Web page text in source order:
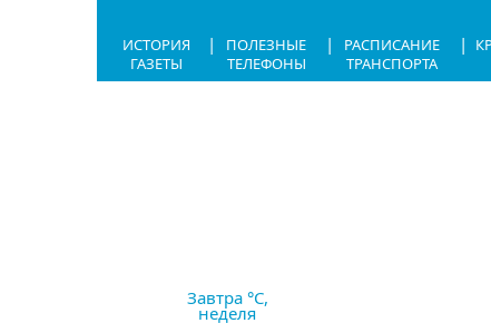
ИСТОРИЯ
ГАЗЕТЫ
|
ПОЛЕЗНЫЕ
ТЕЛЕФОНЫ
|
РАСПИСАНИЕ
ТРАНСПОРТА
|
Завтра °C,
неделя